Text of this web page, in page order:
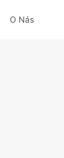
O Nás